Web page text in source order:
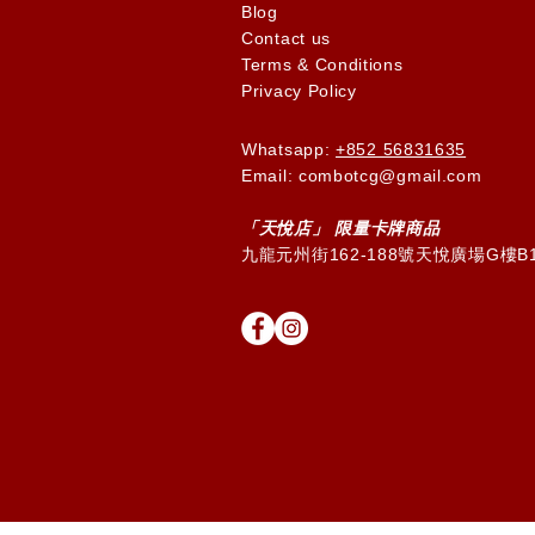
Blog
Contact us
Terms & Conditions
Privacy Policy
Whatsapp: +852 56831635
Email: combotcg@gmail.com
「天悅店」 限量卡牌商品
九龍元州街162-188號天悅廣場G樓